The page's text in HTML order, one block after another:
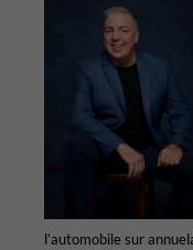
l’automobile sur